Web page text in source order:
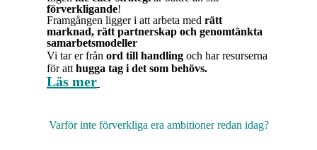
förverkligande!
Framgången ligger i att arbeta med rätt
marknad, rätt partnerskap och genomtänkta
samarbetsmodeller
Vi tar er från ord till handling och har resurserna
för att hugga tag i det som behövs.
Läs mer
Varför inte förverkliga era ambitioner redan idag?